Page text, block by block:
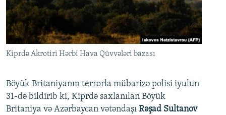
Kiprdə Akrotiri Hərbi Hava Qüvvələri bazası
Böyük Britaniyanın terrorla mübarizə polisi iyulun
31-də bildirib ki, Kiprdə saxlanılan Böyük
Britaniya və Azərbaycan vətəndaşı Rəşad Sultanov